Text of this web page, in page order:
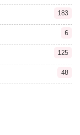
183
6
125
48